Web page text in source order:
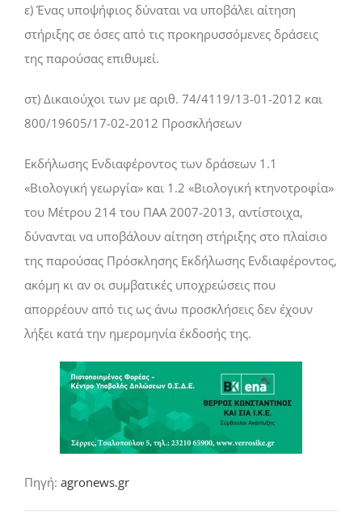
ε) Ένας υποψήφιος δύναται να υποβάλει αίτηση
στήριξης σε όσες από τις προκηρυσσόμενες δράσεις
της παρούσας επιθυμεί.
στ) Δικαιούχοι των με αριθ. 74/4119/13-01-2012 και
800/19605/17-02-2012 Προσκλήσεων
Εκδήλωσης Ενδιαφέροντος των δράσεων 1.1
«Βιολογική γεωργία» και 1.2 «Βιολογική κτηνοτροφία»
του Μέτρου 214 του ΠΑΑ 2007-2013, αντίστοιχα,
δύνανται να υποβάλουν αίτηση στήριξης στο πλαίσιο
της παρούσας Πρόσκλησης Εκδήλωσης Ενδιαφέροντος,
ακόμη κι αν οι συμβατικές υποχρεώσεις που
απορρέουν από τις ως άνω προσκλήσεις δεν έχουν
λήξει κατά την ημερομηνία έκδοσής της.
Πηγή: agronews.gr